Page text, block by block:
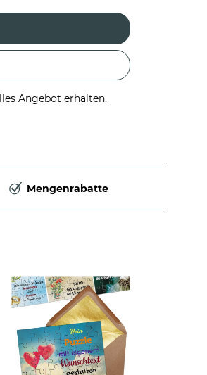
Angebot erhalten.
Mengenrabatte